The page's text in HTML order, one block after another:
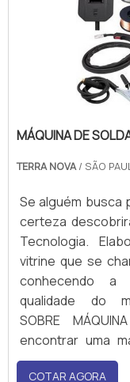
MÁQUINA DE
TERRA NOVA / SÃO
Se alguém busca
certeza
Tecnologia.
vitrine que se
conhecendo a
qualidade do
SOBRE
encontrar uma
empresa
COTAR AGORA